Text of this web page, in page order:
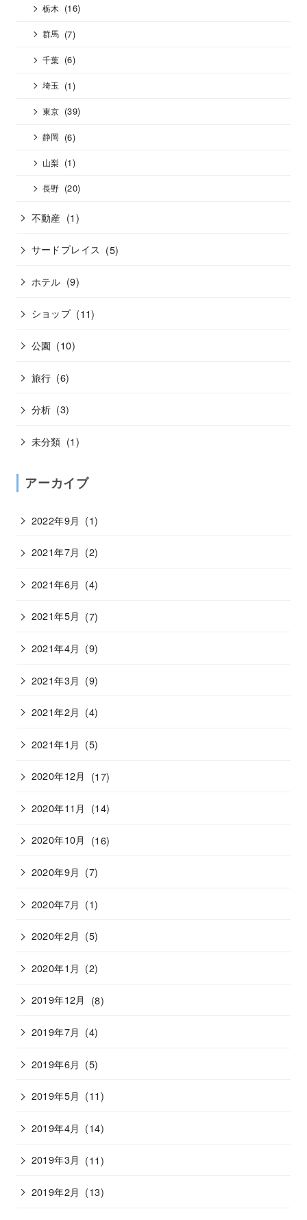
栃木 (16)
群馬 (7)
千葉 (6)
埼玉 (1)
東京 (39)
静岡 (6)
山梨 (1)
長野 (20)
不動産 (1)
サードプレイス (5)
ホテル (9)
ショップ (11)
公園 (10)
旅行 (6)
分析 (3)
未分類 (1)
アーカイブ
2022年9月 (1)
2021年7月 (2)
2021年6月 (4)
2021年5月 (7)
2021年4月 (9)
2021年3月 (9)
2021年2月 (4)
2021年1月 (5)
2020年12月 (17)
2020年11月 (14)
2020年10月 (16)
2020年9月 (7)
2020年7月 (1)
2020年2月 (5)
2020年1月 (2)
2019年12月 (8)
2019年7月 (4)
2019年6月 (5)
2019年5月 (11)
2019年4月 (14)
2019年3月 (11)
2019年2月 (13)